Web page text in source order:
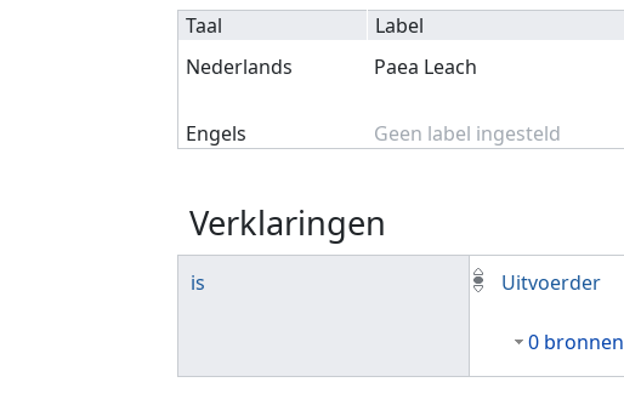
Taal Label
Nederlands
Paea Leach
Engels
Geen label ingesteld
Verklaringen
is Uitvoerder
0 bronnen